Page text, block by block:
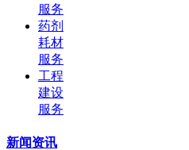
服务
药剂
耗材
服务
工程
建设
服务
新闻资讯